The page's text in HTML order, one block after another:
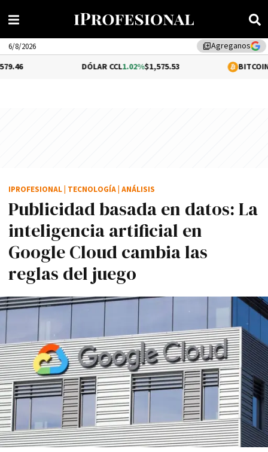
library_addAgreganos
6/8/2026
1.02%$1,575.53 -0.12%
Publicidad basada en datos: La
inteligencia artificial en
Google Cloud cambia las
reglas del juego
IPROFESIONAL TECNOLOGÍA ANÁLISIS